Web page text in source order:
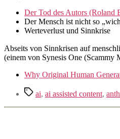
Der Tod des Autors (Roland
Der Mensch ist nicht so
Werteverlust und Sinnkrise
Abseits von Sinnkrisen auf
(einem von Synesis One (Scammy
Why Original Human
Schlagwörter
ai, ai assisted content,